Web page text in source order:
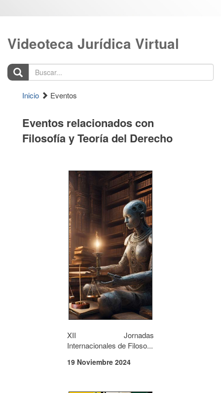
Videoteca Jurídica Virtual
Buscar...
Inicio Eventos
Eventos relacionados con
Filosofía y Teoría del Derecho
XII Jornadas
Internacionales de Filoso...
19 Noviembre 2024